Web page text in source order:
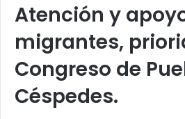
Atención y
migrantes,
Congreso de
Céspedes.